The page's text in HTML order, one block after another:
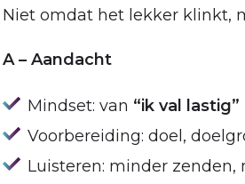
Niet omdat het lekker klinkt,
A – Aandacht
Mindset: van “ik val lastig”
Voorbereiding: doel,
Luisteren: minder zenden,